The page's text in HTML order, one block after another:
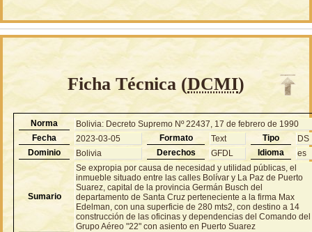
Ficha Técnica (DCMI)
Norma
Bolivia: Decreto Supremo Nº 22437, 17 de febrero de 1990
Fecha
2023-03-05 Formato Text Tipo
DS
Dominio
Bolivia Derechos GFDL Idioma es
Sumario
Se expropia por causa de necesidad y utilidad públicas, el
inmueble situado entre las calles Bolívar y La Paz de Puerto
Suarez, capital de la provincia Germán Busch del
departamento de Santa Cruz perteneciente a la firma Max
Edelman, con una superficie de 280 mts2, con destino a 14
construcción de las oficinas y dependencias del Comando del
Grupo Aéreo "22" con asiento en Puerto Suarez